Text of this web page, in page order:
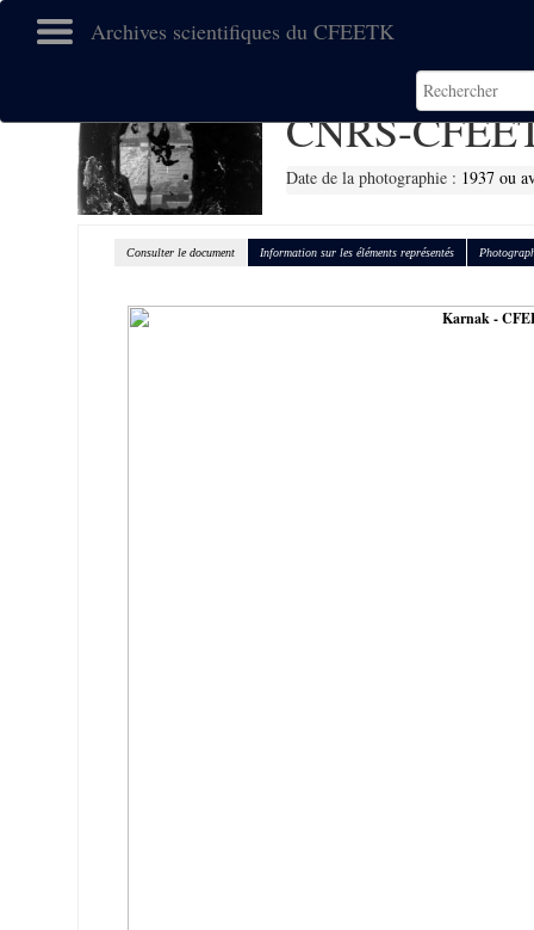
Archives scientifiques du CFEETK
CNRS-
Date de la photographie : 1937 ou
Consulter le document Information sur les éléments représentés